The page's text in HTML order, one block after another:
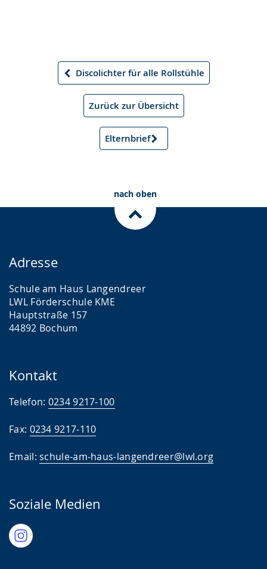
Vorheriger
Discolichter für alle Rollstühle
Zurück zur Übersicht
Elternbrief
Nächster
nach oben
Adresse
Schule am Haus Langendreer
LWL Förderschule KME
Hauptstraße 157
44892 Bochum
Kontakt
Telefon: 0234 9217-100
Fax: 0234 9217-110
Email:schule-am-haus-langendreer@lwl.org
Soziale Medien